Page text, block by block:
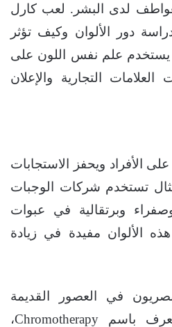
لدى البشر. لعب كارل
دور الألوان وكيف تؤثر
يستخدم علم نفس اللون على
التجارية والإعلان
الأفراد ويحفز الاستجابات
تستخدم شركات الوجبات
وبرتقالية في عبوات
الألوان مفيدة في زيادة
في العصور القديمة
العلاج بالألوان، فيما يعرف باسم Chromotherapy،